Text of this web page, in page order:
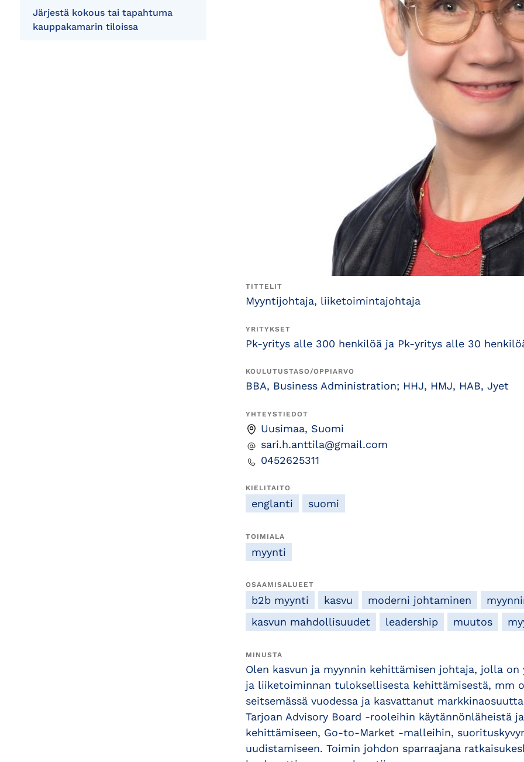
TITTELIT
Myyntijohtaja, liiketoimintajohtaja
YRITYKSET
Pk-yritys alle 300 henkilöä ja Pk-yritys alle 30
KOULUTUSTASO/OPPIARVO
BBA, Business Administration; HHJ, HMJ, HAB, Jyet
YHTEYSTIEDOT
Uusimaa, Suomi
sari.h.anttila@gmail.com
0452625311
KIELITAITO
englanti suomi
TOIMIALA
myynti
OSAAMISALUEET
b2b myynti kasvu moderni johtaminen
kasvun mahdollisuudet
leadership muutos
MINUSTA
Olen kasvun ja myynnin kehittämisen johtaja, jolla
ja liiketoiminnan tuloksellisesta kehittämisestä, mm
seitsemässä vuodessa ja kasvattanut
Tarjoan Advisory Board -rooleihin käytännönläheistä
kehittämiseen, Go-to-Market -malleihin,
uudistamiseen. Toimin johdon sparraajana
Järjestä kokous tai tapahtuma
kauppakamarin tiloissa